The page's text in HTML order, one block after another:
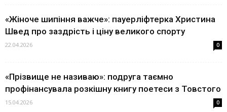
«Жіноче шипіння важче»: пауерліфтерка Христина
Швед про заздрість і ціну великого спорту
22.04.2026 0
«Прізвище не називаю»: подруга таємно
профінансувала розкішну книгу поетеси з Товстого
15.04.2026 0